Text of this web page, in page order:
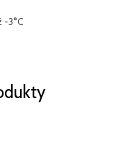
-3°C